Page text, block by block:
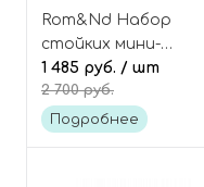
Rom&Nd Набор
стойких мини-
тинтов, оттенок 01
Warm Tone Pick, Best
Tint Edition
1 485 руб. / шт
2 700 руб.
Подробнее